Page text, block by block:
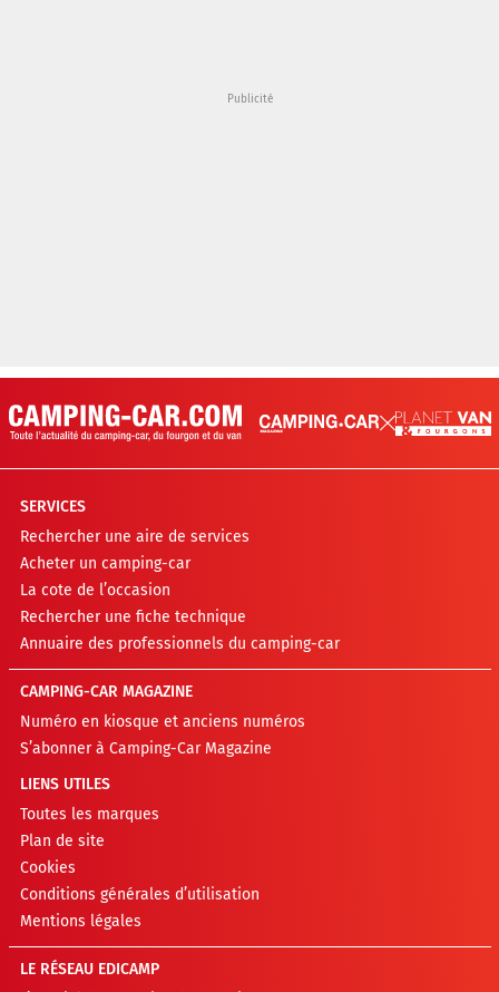
SERVICES
Rechercher une aire de services
Acheter un camping-car
La cote de l’occasion
Rechercher une fiche technique
Annuaire des professionnels du camping-car
CAMPING-CAR MAGAZINE
Numéro en kiosque et anciens numéros
S’abonner à Camping-Car Magazine
LIENS UTILES
Toutes les marques
Plan de site
Cookies
Conditions générales d’utilisation
Mentions légales
LE RÉSEAU EDICAMP